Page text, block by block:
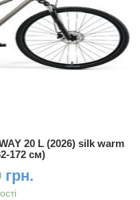
20 L (2026) silk warm
172 см)
грн.